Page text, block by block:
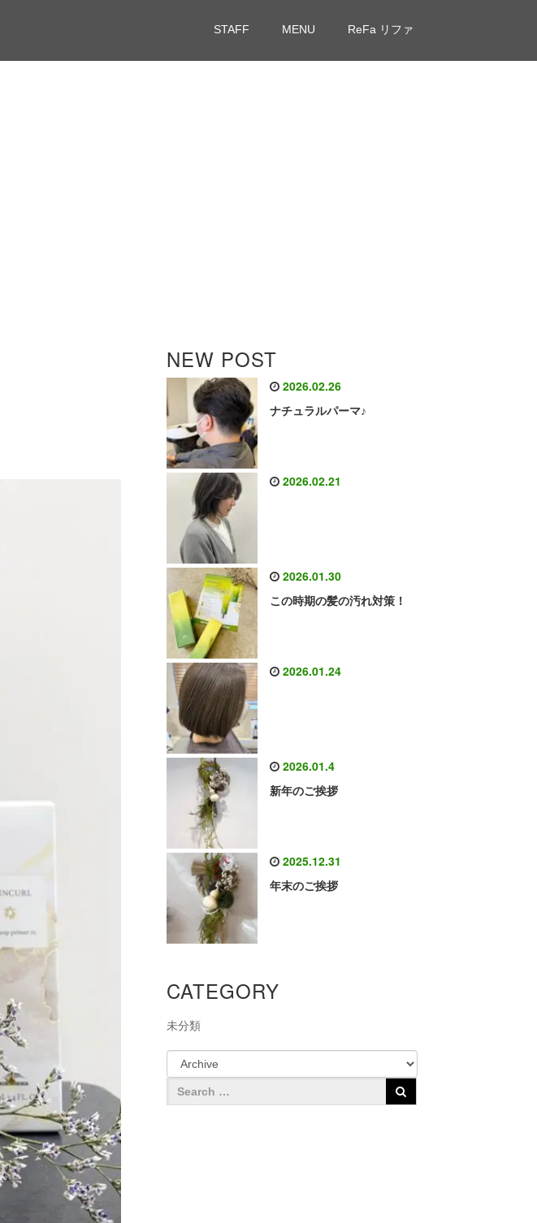
STAFF MENU ReFa リファ
NEW POST
2026.02.26
ナチュラルパーマ♪
2026.02.21
2026.01.30
この時期の髪の汚れ対策！
2026.01.24
2026.01.4
新年のご挨拶
2025.12.31
年末のご挨拶
CATEGORY
未分類